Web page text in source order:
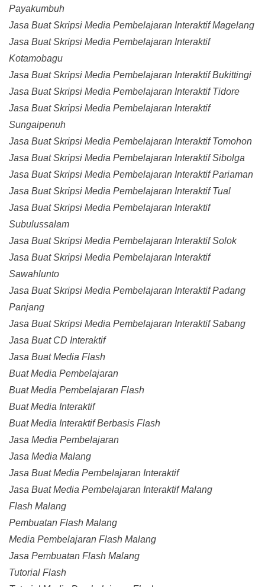
Payakumbuh
Jasa Buat Skripsi Media Pembelajaran Interaktif Magelang
Jasa Buat Skripsi Media Pembelajaran Interaktif
Kotamobagu
Jasa Buat Skripsi Media Pembelajaran Interaktif Bukittingi
Jasa Buat Skripsi Media Pembelajaran Interaktif Tidore
Jasa Buat Skripsi Media Pembelajaran Interaktif
Sungaipenuh
Jasa Buat Skripsi Media Pembelajaran Interaktif Tomohon
Jasa Buat Skripsi Media Pembelajaran Interaktif Sibolga
Jasa Buat Skripsi Media Pembelajaran Interaktif Pariaman
Jasa Buat Skripsi Media Pembelajaran Interaktif Tual
Jasa Buat Skripsi Media Pembelajaran Interaktif
Subulussalam
Jasa Buat Skripsi Media Pembelajaran Interaktif Solok
Jasa Buat Skripsi Media Pembelajaran Interaktif
Sawahlunto
Jasa Buat Skripsi Media Pembelajaran Interaktif Padang
Panjang
Jasa Buat Skripsi Media Pembelajaran Interaktif Sabang
Jasa Buat CD Interaktif
Jasa Buat Media Flash
Buat Media Pembelajaran
Buat Media Pembelajaran Flash
Buat Media Interaktif
Buat Media Interaktif Berbasis Flash
Jasa Media Pembelajaran
Jasa Media Malang
Jasa Buat Media Pembelajaran Interaktif
Jasa Buat Media Pembelajaran Interaktif Malang
Flash Malang
Pembuatan Flash Malang
Media Pembelajaran Flash Malang
Jasa Pembuatan Flash Malang
Tutorial Flash